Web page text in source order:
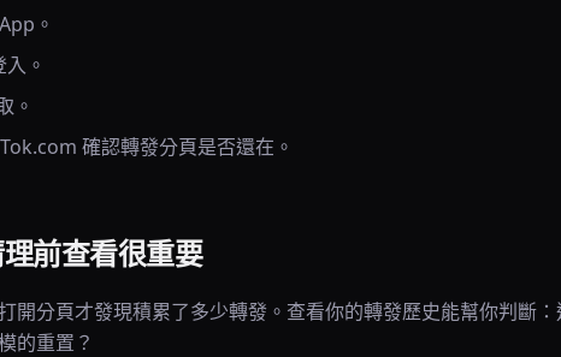
。
。
。
確認轉發分頁是否還在。
前查看很重要
開分頁才發現積累了多少轉發。查看你的轉發歷史能幫你判斷：
的重置？